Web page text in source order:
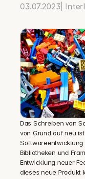
03.07.2023 |
Das Schreiben von
von Grund auf neu
Softwareentwicklung
Bibliotheken und
Entwicklung neuer
dieses neue Produkt